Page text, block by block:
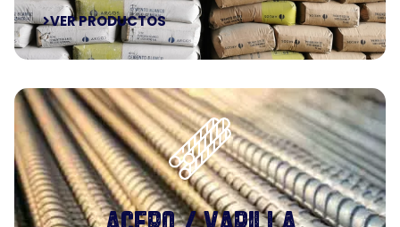
VER PRODUCTOS